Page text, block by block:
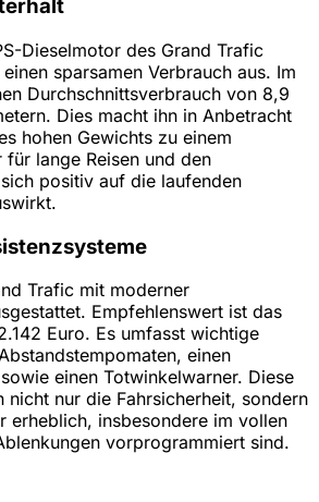
Dieselmotor des Grand Trafic
sparsamen Verbrauch aus. Im
Durchschnittsverbrauch von 8,9
Dies macht ihn in Anbetracht
hohen Gewichts zu einem
lange Reisen und den
positiv auf die laufenden
Trafic mit moderner
Empfehlenswert ist das
Euro. Es umfasst wichtige
einen
einen Totwinkelwarner. Diese
nicht nur die Fahrsicherheit, sondern
erheblich, insbesondere im vollen
vorprogrammiert sind.